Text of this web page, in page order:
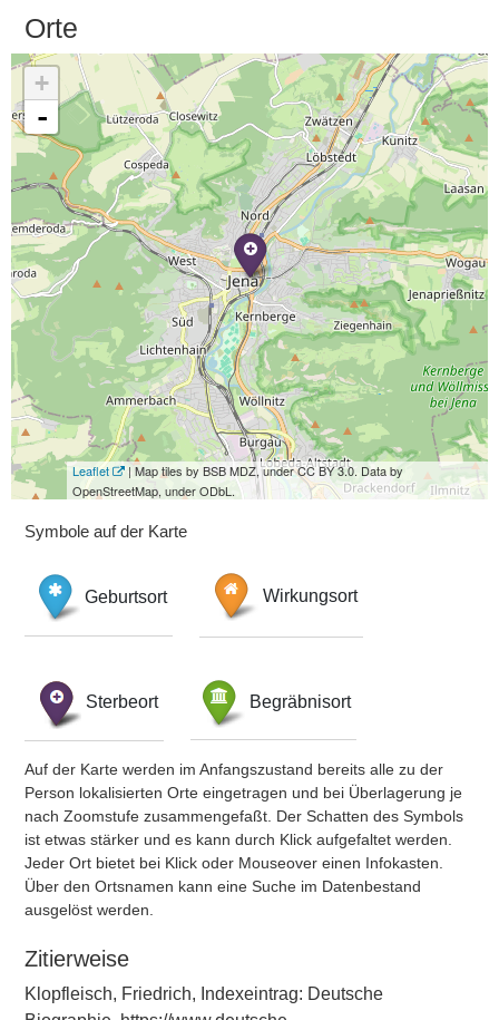
Orte
+
-
Leaflet
| Map tiles by BSB MDZ, under CC BY 3.0. Data by
OpenStreetMap, under ODbL.
Symbole auf der Karte
Geburtsort Wirkungsort
Sterbeort Begräbnisort
Auf der Karte werden im Anfangszustand bereits alle zu der
Person lokalisierten Orte eingetragen und bei Überlagerung je
nach Zoomstufe zusammengefaßt. Der Schatten des Symbols
ist etwas stärker und es kann durch Klick aufgefaltet werden.
Jeder Ort bietet bei Klick oder Mouseover einen Infokasten.
Über den Ortsnamen kann eine Suche im Datenbestand
ausgelöst werden.
Zitierweise
Klopfleisch, Friedrich, Indexeintrag: Deutsche